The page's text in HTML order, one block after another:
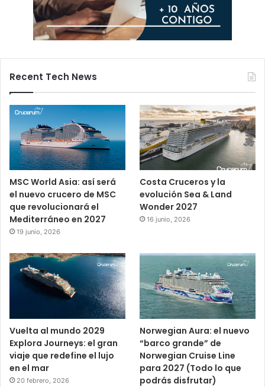
Recent Tech News
MSC World Asia: así será
el nuevo crucero de MSC
que revolucionará el
Mediterráneo en 2027
19 junio, 2026
Costa Cruceros y la
evolución Sea & Land
Wonder 2027
16 junio, 2026
Vuelta al mundo 2029
Explora Journeys: el gran
viaje que redefine el lujo
en el mar
20 febrero, 2026
Norwegian Aura: el nuevo
“barco grande” de
Norwegian Cruise Line
para 2027 (Todo lo que
podrás disfrutar)